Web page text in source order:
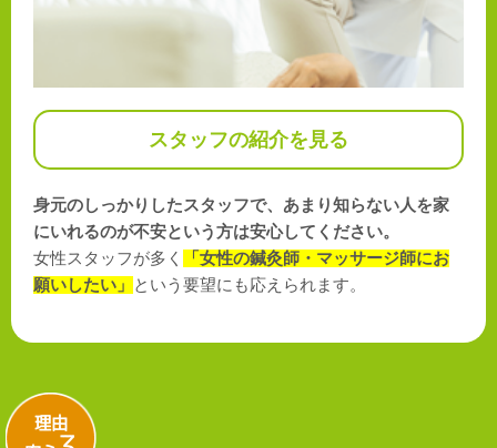
スタッフの紹介を見る
身元のしっかりしたスタッフで、あまり知らない人を家
にいれるのが不安という方は安心してください。
女性スタッフが多く
「女性の鍼灸師・マッサージ師にお
願いしたい」
という要望にも応えられます。
理由